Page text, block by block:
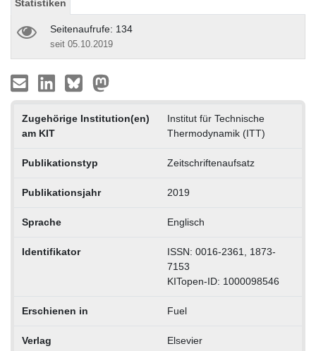
Statistiken
Seitenaufrufe: 134
seit 05.10.2019
Zugehörige Institution(en)
am KIT
Institut für Technische
Thermodynamik (ITT)
Publikationstyp Zeitschriftenaufsatz
Publikationsjahr 2019
Sprache Englisch
Identifikator
ISSN: 0016-2361, 1873-
7153
KITopen-ID: 1000098546
Erschienen in Fuel
Verlag Elsevier